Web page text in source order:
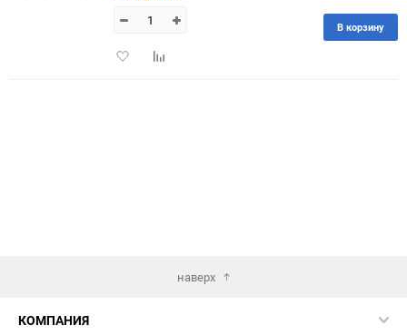
150
ДобавитьДобавить
В корзину
наверх
КОМПАНИЯ